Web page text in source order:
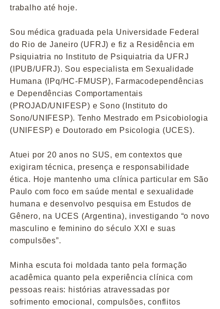
trabalho até hoje.
Sou médica graduada pela Universidade Federal
do Rio de Janeiro (UFRJ) e fiz a Residência em
Psiquiatria no Instituto de Psiquiatria da UFRJ
(IPUB/UFRJ). Sou especialista em Sexualidade
Humana (IPq/HC-FMUSP), Farmacodependências
e Dependências Comportamentais
(PROJAD/UNIFESP) e Sono (Instituto do
Sono/UNIFESP). Tenho Mestrado em Psicobiologia
(UNIFESP) e Doutorado em Psicologia (UCES).
Atuei por 20 anos no SUS, em contextos que
exigiram técnica, presença e responsabilidade
ética. Hoje mantenho uma clínica particular em São
Paulo com foco em saúde mental e sexualidade
humana e desenvolvo pesquisa em Estudos de
Gênero, na UCES (Argentina), investigando “o novo
masculino e feminino do século XXI e suas
compulsões”.
Minha escuta foi moldada tanto pela formação
acadêmica quanto pela experiência clínica com
pessoas reais: histórias atravessadas por
sofrimento emocional, compulsões, conflitos